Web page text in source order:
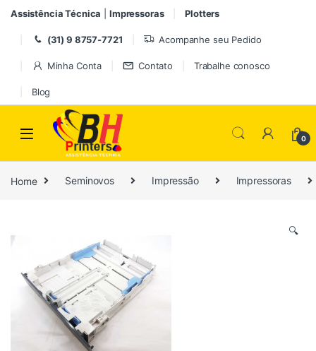
Pular para navegação
Ir para o conteúdo
Assistência Técnica Impressoras Plotters
(31) 9 8757-7721 Acompanhe seu Pedido
Minha Conta Contato Trabalhe conosco
Blog
0
Home Seminovos Impressão Impressoras
🔍